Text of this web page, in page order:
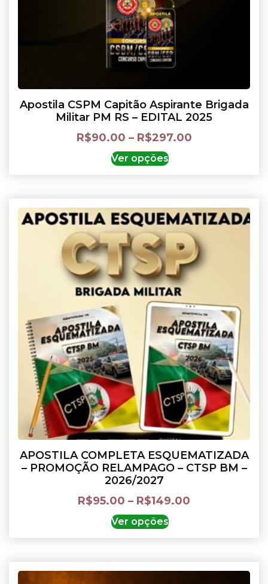
Apostila CSPM Capitão Aspirante Brigada
Militar PM RS – EDITAL 2025
R$90.00 – R$297.00
Ver opções
APOSTILA COMPLETA ESQUEMATIZADA
– PROMOÇÃO RELAMPAGO – CTSP BM –
2026/2027
R$95.00 – R$149.00
Ver opções